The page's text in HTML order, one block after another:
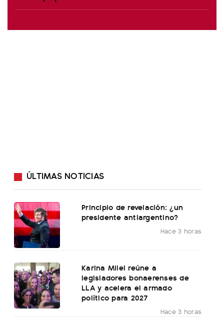
ÚLTIMAS NOTICIAS
Principio de revelación: ¿un
presidente antiargentino?
Hace 3 horas
Karina Milei reúne a
legisladores bonaerenses de
LLA y acelera el armado
político para 2027
Hace 3 horas